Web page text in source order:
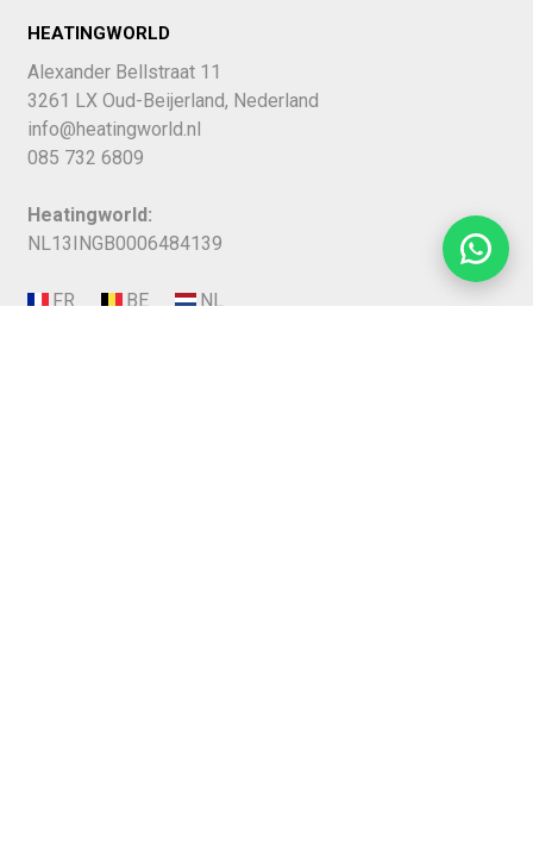
HEATINGWORLD
Alexander Bellstraat 11
3261 LX Oud-Beijerland, Nederland
info@heatingworld.nl
085 732 6809
Heatingworld:
NL13INGB0006484139